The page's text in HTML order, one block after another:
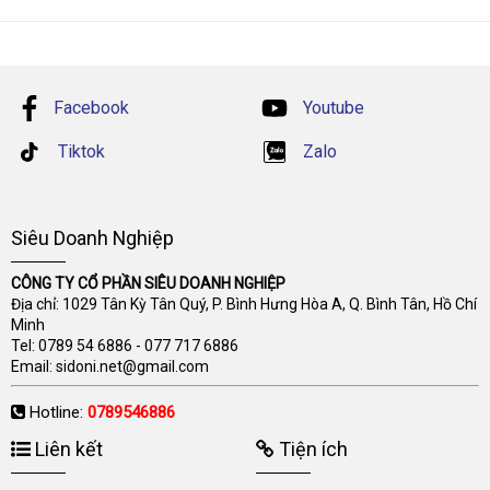
Facebook Youtube
Tiktok Zalo
Siêu Doanh Nghiệp
CÔNG TY CỔ PHẦN SIÊU DOANH NGHIỆP
Địa chỉ: 1029 Tân Kỳ Tân Quý, P. Bình Hưng Hòa A, Q. Bình Tân, Hồ Chí
Minh
Tel: 0789 54 6886 - 077 717 6886
Email: sidoni.net@gmail.com
Hotline: 0789546886
Liên kết Tiện ích